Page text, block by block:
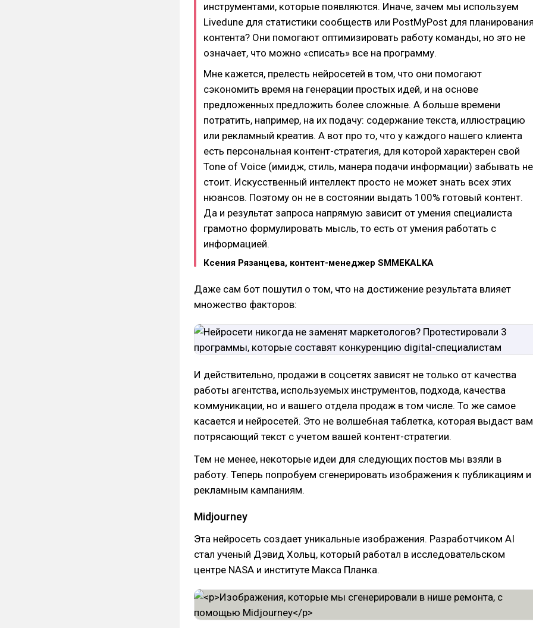
инструментами, которые появляются. Иначе, зачем мы используем
Livedune для статистики сообществ или PostMyPost для
контента? Они помогают оптимизировать работу команды, но это не
означает, что можно «списать» все на программу.
Мне кажется, прелесть нейросетей в том, что они помогают
сэкономить время на генерации простых идей, и на основе
предложенных предложить более сложные. А больше времени
потратить, например, на их подачу: содержание текста, иллюстрацию
или рекламный креатив. А вот про то, что у каждого нашего клиента
есть персональная контент-стратегия, для которой характерен свой
Tone of Voice (имидж, стиль, манера подачи информации) забывать не
стоит. Искусственный интеллект просто не может знать всех этих
нюансов. Поэтому он не в состоянии выдать 100% готовый контент.
Да и результат запроса напрямую зависит от умения специалиста
грамотно формулировать мысль, то есть от умения работать с
информацией.
Ксения Рязанцева, контент-менеджер SMMEKALKA
Даже сам бот пошутил о том, что на достижение результата влияет
множество факторов:
И действительно, продажи в соцсетях зависят не только от качества
работы агентства, используемых инструментов, подхода, качества
коммуникации, но и вашего отдела продаж в том числе. То же самое
касается и нейросетей. Это не волшебная таблетка, которая выдаст вам
потрясающий текст с учетом вашей контент-стратегии.
Тем не менее, некоторые идеи для следующих постов мы взяли в
работу. Теперь попробуем сгенерировать изображения к публикациям и
рекламным кампаниям.
Midjourney
Эта нейросеть создает уникальные изображения. Разработчиком AI
стал ученый Дэвид Хольц, который работал в исследовательском
центре NASA и институте Макса Планка.